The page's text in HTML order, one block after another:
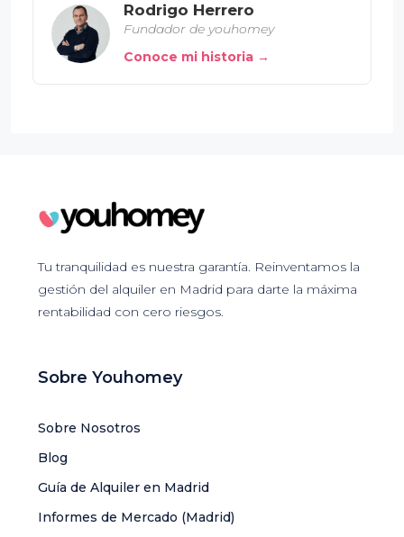
Rodrigo Herrero
Fundador de youhomey
Conoce mi historia →
Tu tranquilidad es nuestra garantía. Reinventamos la
gestión del alquiler en Madrid para darte la máxima
rentabilidad con cero riesgos.
Sobre Youhomey
Sobre Nosotros
Blog
Guía de Alquiler en Madrid
Informes de Mercado (Madrid)